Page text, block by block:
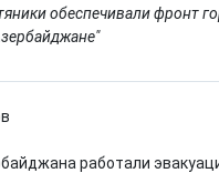
обеспечивали фронт
работали